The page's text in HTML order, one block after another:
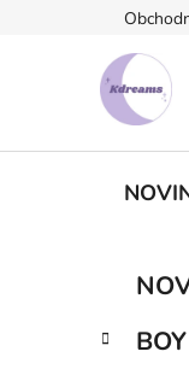
č
Preskočiť
kategórie
e